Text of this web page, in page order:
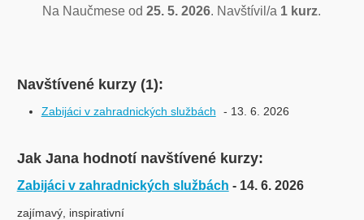
Na Naučmese od25. 5. 2026. Navštívil/a 1 kurz.
Navštívené kurzy (1):
Zabijáci v zahradnických službách - 13. 6. 2026
Jak Jana hodnotí navštívené kurzy:
Zabijáci v zahradnických službách - 14. 6. 2026
zajímavý, inspirativní